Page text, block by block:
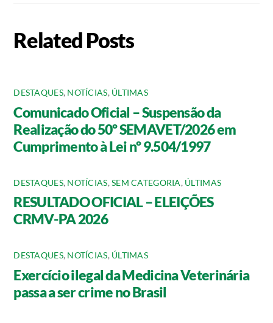
Related Posts
DESTAQUES, NOTÍCIAS, ÚLTIMAS
Comunicado Oficial – Suspensão da
Realização do 50º SEMAVET/2026 em
Cumprimento à Lei nº 9.504/1997
DESTAQUES, NOTÍCIAS,SEM CATEGORIA, ÚLTIMAS
RESULTADO OFICIAL – ELEIÇÕES
CRMV-PA 2026
DESTAQUES, NOTÍCIAS, ÚLTIMAS
Exercício ilegal da Medicina Veterinária
passa a ser crime no Brasil